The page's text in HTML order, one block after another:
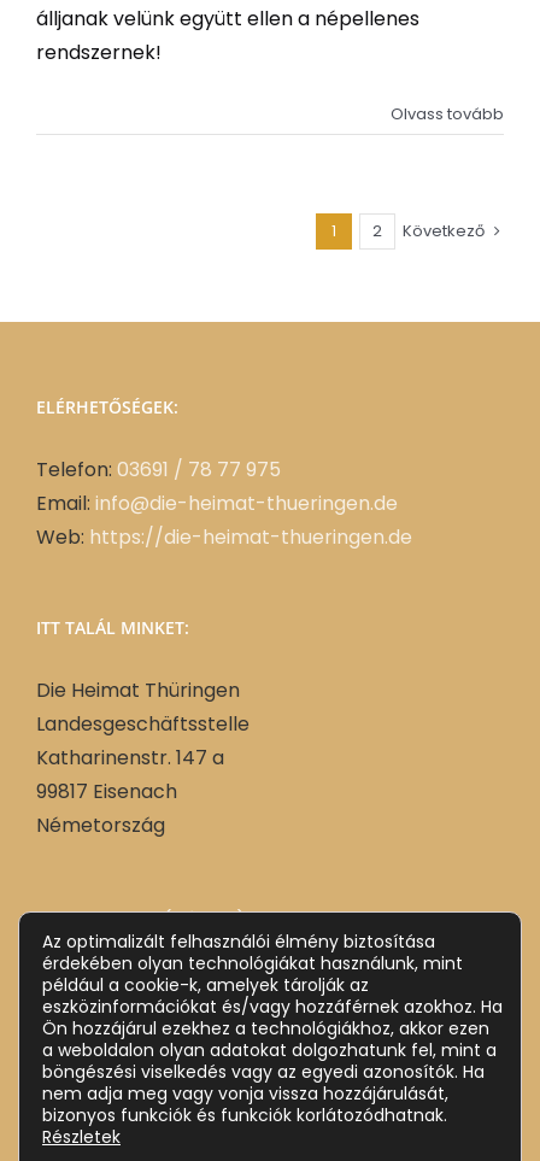
álljanak velünk együtt ellen a népellenes
rendszernek!
Olvass tovább
1 2 Következő
ELÉRHETŐSÉGEK:
Telefon: 03691 / 78 77 975
Email: info@die-heimat-thueringen.de
Web: https://die-heimat-thueringen.de
ITT TALÁL MINKET:
Die Heimat Thüringen
Landesgeschäftsstelle
Katharinenstr. 147 a
99817 Eisenach
Németország
Deutsch(Német)
Magyar
Az optimalizált felhasználói élmény biztosítása
érdekében olyan technológiákat használunk, mint
például a cookie-k, amelyek tárolják az
eszközinformációkat és/vagy hozzáférnek azokhoz. Ha
Ön hozzájárul ezekhez a technológiákhoz, akkor ezen
a weboldalon olyan adatokat dolgozhatunk fel, mint a
böngészési viselkedés vagy az egyedi azonosítók. Ha
nem adja meg vagy vonja vissza hozzájárulását,
bizonyos funkciók és funkciók korlátozódhatnak.
Részletek